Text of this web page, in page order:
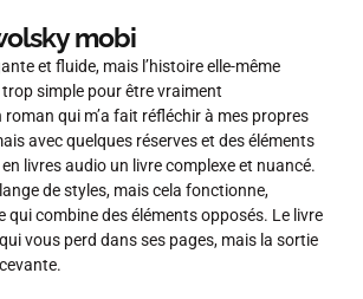
mobi
et fluide, mais l’histoire elle-même
simple pour être vraiment
qui m’a fait réfléchir à mes propres
avec quelques réserves et des éléments
livres audio un livre complexe et nuancé.
de styles, mais cela fonctionne,
qui combine des éléments opposés. Le livre
vous perd dans ses pages, mais la sortie